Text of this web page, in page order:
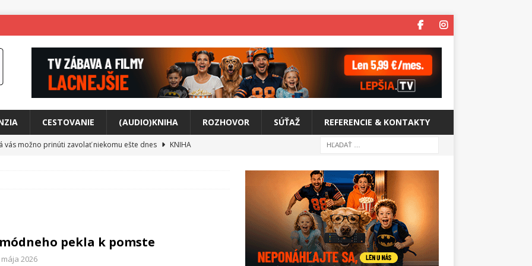
CESTOVANIE (AUDIO)KNIHA ROZHOVOR SÚŤAŽ REFERENCIE & KONTAKTY
vás možno prinúti zavolať niekomu ešte dnes
KNIHA
unikátny akustický koncert
svet plný tajomstiev
FILM
pekla k pomste
mája 2026